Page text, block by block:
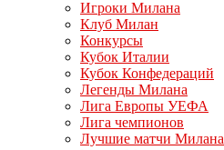
Игроки Милана
Клуб Милан
Конкурсы
Кубок Италии
Кубок Конфедераций
Легенды Милана
Лига Европы УЕФА
Лига чемпионов
Лучшие матчи Милана